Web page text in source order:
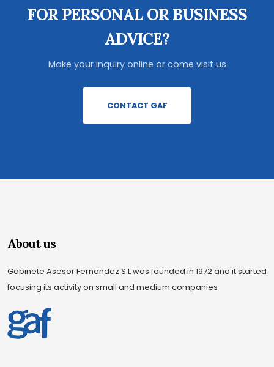
FOR PERSONAL OR BUSINESS
ADVICE?
Make your inquiry online or come visit us
CONTACT GAF
About us
Gabinete Asesor Fernandez S.L was founded in 1972 and it started
focusing its activity on small and medium companies